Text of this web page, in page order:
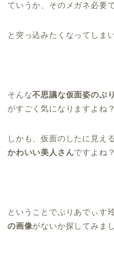
ていうか、そのメガネ必要
と突っ込みたくなってしま
そんな不思議な仮面姿のぷ
がすごく気になりますよね？
しかも、仮面のしたに見え
かわいい美人さんですよね？
ということでぷりあでぃす
の画像がないか探してみま